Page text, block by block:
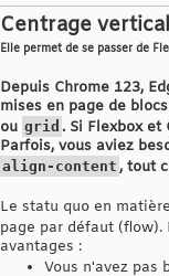
Centrage
Elle permet de se passer de
Depuis Chrome 123,
mises en page de
ou grid . Si Flexbox
Parfois, vous aviez
align-content , tout
Le statu quo en
page par défaut (flow).
avantages :
Vous n'avez pas